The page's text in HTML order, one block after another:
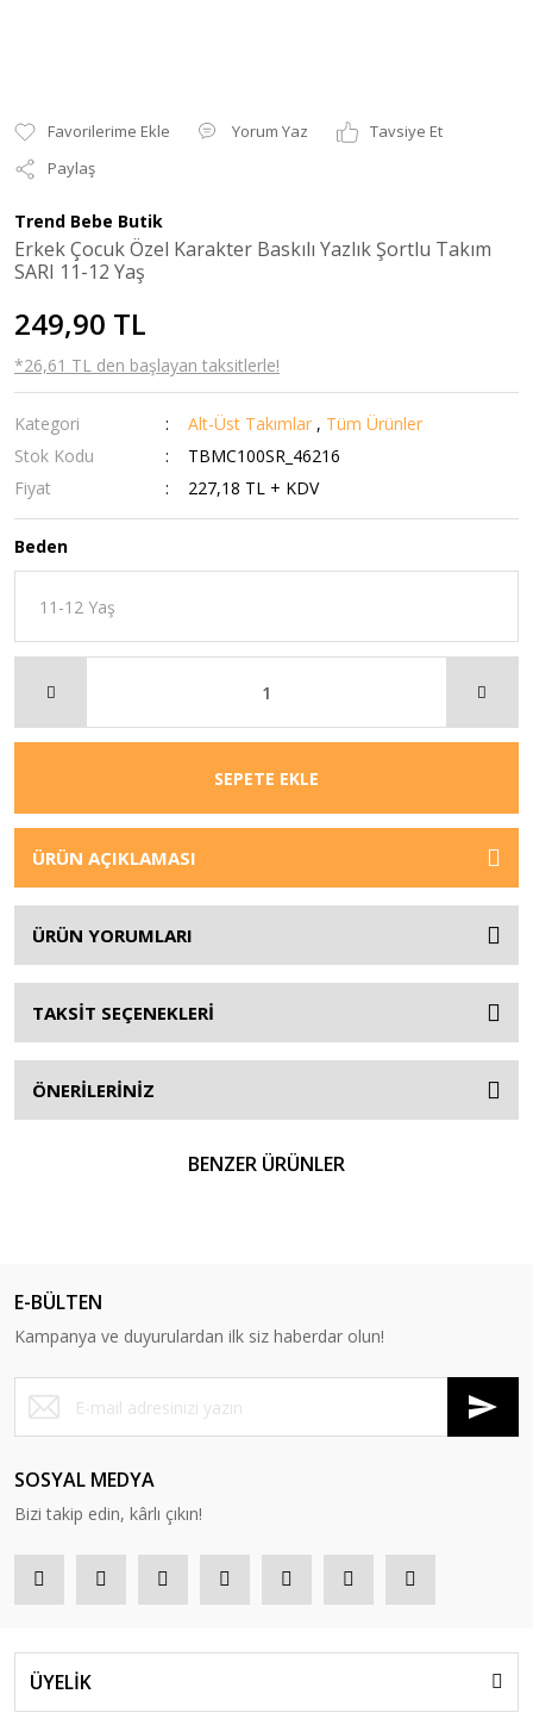
Yorum Yaz
Tavsiye Et
Paylaş
Trend Bebe Butik
Erkek Çocuk Özel Karakter Baskılı Yazlık Şortlu Takım
SARI 11-12 Yaş
249,90 TL
*26,61 TL den başlayan taksitlerle!
Kategori Alt-Üst Takımlar , Tüm Ürünler
Stok Kodu
TBMC100SR_46216
Fiyat
227,18 TL + KDV
Beden
SEPETE EKLE
ÜRÜN AÇIKLAMASI
ÜRÜN YORUMLARI
TAKSİT SEÇENEKLERİ
ÖNERİLERİNİZ
BENZER ÜRÜNLER
E-BÜLTEN
Kampanya ve duyurulardan ilk siz haberdar olun!
SOSYAL MEDYA
Bizi takip edin, kârlı çıkın!
ÜYELİK